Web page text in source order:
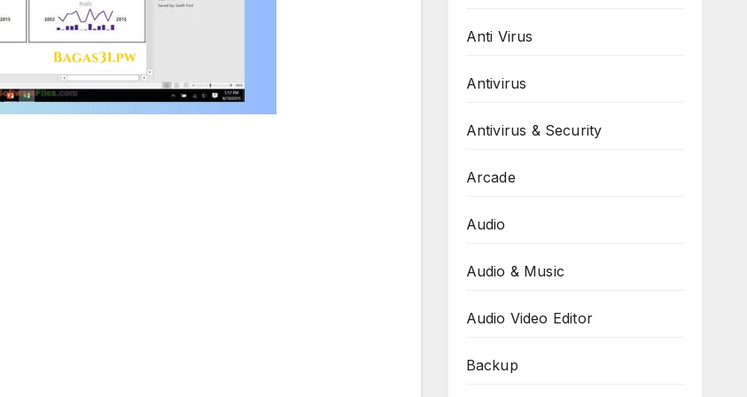
Anti Virus
Antivirus
Antivirus & Security
Arcade
Audio
Audio & Music
Audio Video Editor
Backup